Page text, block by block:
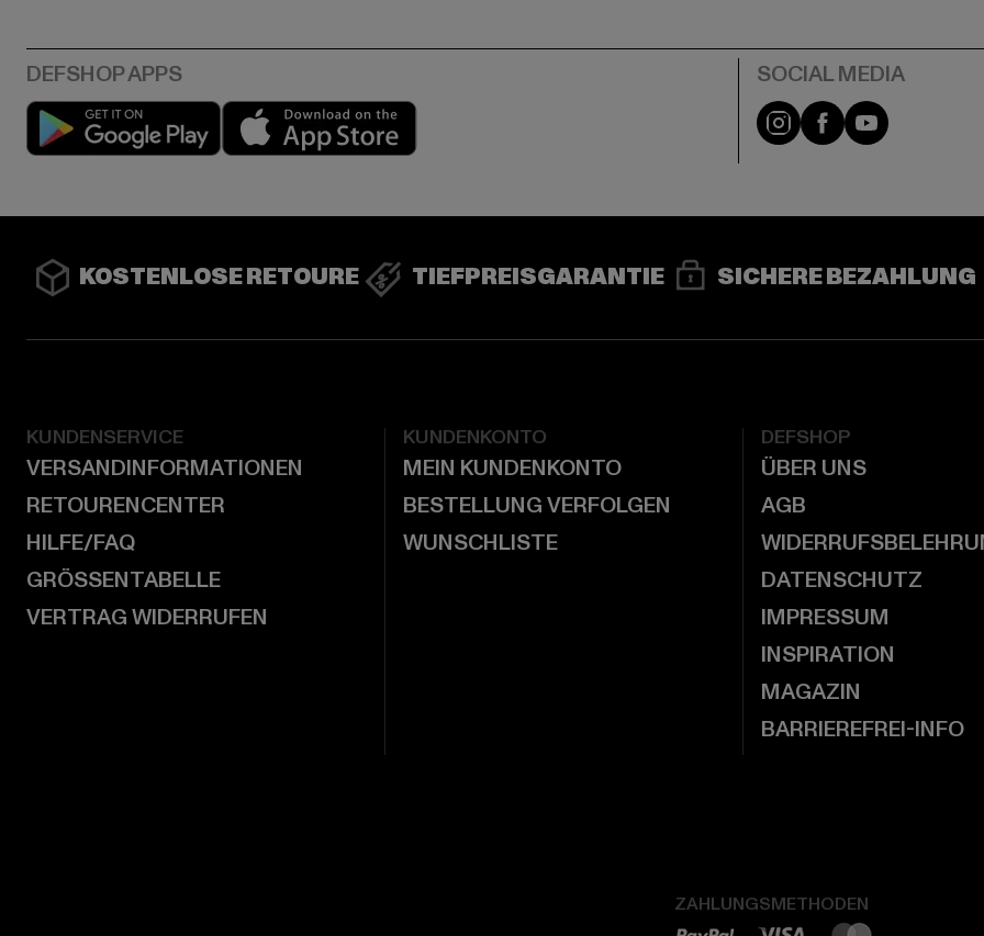
Play market App store Instagram
FacebookYouTube
KOSTENLOSE RETOURE TIEFPREISGARANTIE SICHERE BEZAHLUNG
KUNDENSERVICE
VERSANDINFORMATIONEN
RETOURENCENTER
HILFE/FAQ
GRÖSSENTABELLE
VERTRAG WIDERRUFEN
KUNDENKONTO
MEIN KUNDENKONTO
BESTELLUNG VERFOLGEN
WUNSCHLISTE
DEFSHOP
ÜBER UNS
AGB
DATENSCHUTZ
IMPRESSUM
INSPIRATION
MAGAZIN
BARRIEREFREI-INFO
ZAHLUNGSMETHODEN